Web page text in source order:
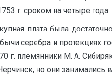
г. сроком на четыре года.
плата была
серебра и протекциях
г. племянники М. А.
но они занимались